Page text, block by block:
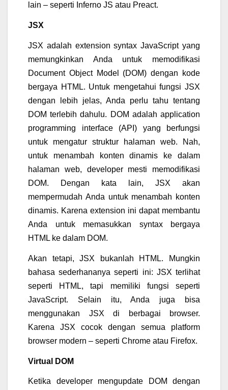
lain – seperti Inferno JS atau Preact.
JSX
JSX adalah extension syntax JavaScript yang
memungkinkan Anda untuk memodifikasi
Document Object Model (DOM) dengan kode
bergaya HTML. Untuk mengetahui fungsi JSX
dengan lebih jelas, Anda perlu tahu tentang
DOM terlebih dahulu. DOM adalah application
programming interface (API) yang berfungsi
untuk mengatur struktur halaman web. Nah,
untuk menambah konten dinamis ke dalam
halaman web, developer mesti memodifikasi
DOM.
Dengan kata lain, JSX akan
mempermudah Anda untuk menambah konten
dinamis. Karena extension ini dapat membantu
Anda untuk memasukkan syntax bergaya
HTML ke dalam DOM.
Akan tetapi, JSX bukanlah HTML. Mungkin
bahasa sederhananya seperti ini: JSX terlihat
seperti HTML, tapi memiliki fungsi seperti
JavaScript. Selain itu, Anda juga bisa
menggunakan JSX di berbagai browser.
Karena JSX cocok dengan semua platform
browser modern – seperti Chrome atau Firefox.
Virtual DOM
Ketika developer mengupdate DOM dengan